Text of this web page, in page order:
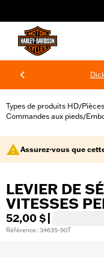
Types de produits HD/Pièces
Commandes aux pieds/
Assurez-vous que
LEVIER DE
VITESSES
52,00 $
Référence : 34635-90T